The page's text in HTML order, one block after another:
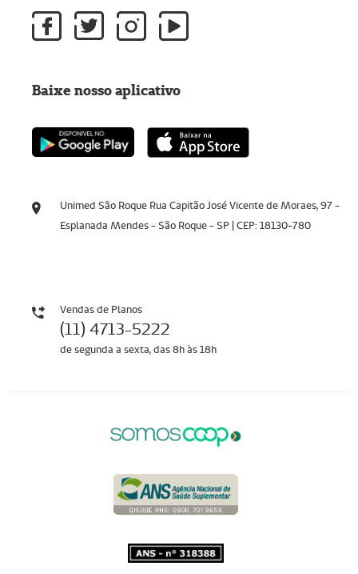
Unimed São Roque Rua Capitão José Vicente de Moraes, 97 -
Esplanada Mendes - São Roque - SP | CEP: 18130-780
Vendas de Planos
(11) 4713-5222
de segunda a sexta, das 8h às 18h
Baixe nosso aplicativo